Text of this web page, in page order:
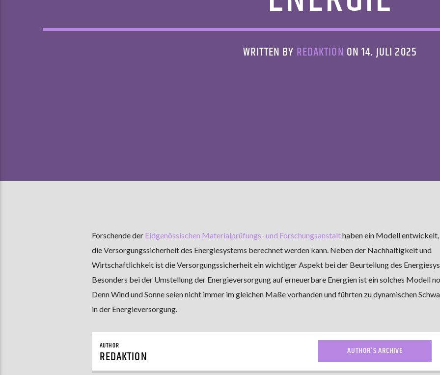
WRITTEN BY REDAKTION ON 14. JULI 2025
Forschende der Eidgenössischen Materialprüfungs- und Forschungsanstalthaben ein Modell
die Versorgungssicherheit des Energiesystems berechnet werden kann. Neben der Nachhaltigkeit und
Wirtschaftlichkeit ist die Versorgungssicherheit ein wichtiger Aspekt bei der Beurteilung des
Besonders bei der Umstellung der Energieversorgung auf erneuerbare Energien ist ein solches Modell
Denn Wind und Sonne seien nicht immer im gleichen Maße vorhanden und führten zu dynamischen
in der Energieversorgung.
AUTHOR
REDAKTION AUTHOR'S ARCHIVE